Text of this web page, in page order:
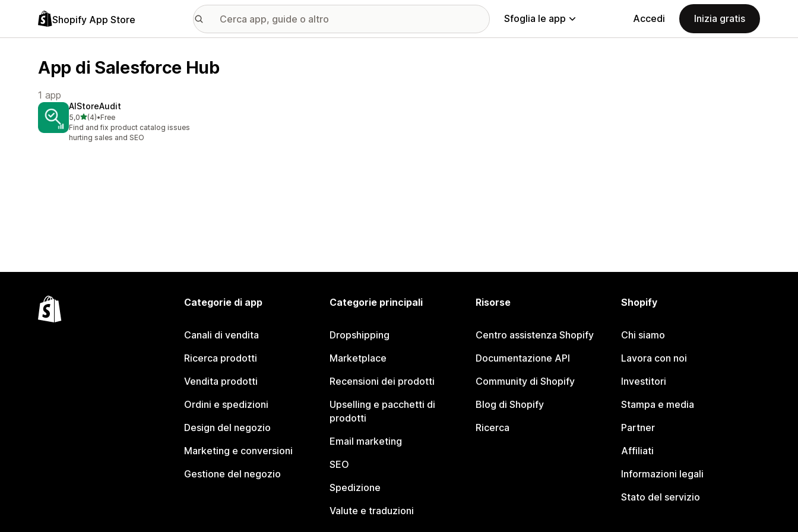
Shopify App Store Sfoglia le app Accedi Inizia gratis
App di Salesforce Hub
1 app
AIStoreAudit
5,0stelle su 5
(4)
4 recensioni totali
•Free
Find and fix product catalog issues
hurting sales and SEO
Categorie di app
Canali di vendita
Ricerca prodotti
Vendita prodotti
Ordini e spedizioni
Design del negozio
Marketing e conversioni
Gestione del negozio
Categorie principali
Dropshipping
Marketplace
Recensioni dei prodotti
Upselling e pacchetti di
prodotti
Email marketing
SEO
Spedizione
Valute e traduzioni
Risorse
Centro assistenza Shopify
Documentazione API
Community di Shopify
Blog di Shopify
Ricerca
Shopify
Chi siamo
Lavora con noi
Investitori
Stampa e media
Partner
Affiliati
Informazioni legali
Stato del servizio